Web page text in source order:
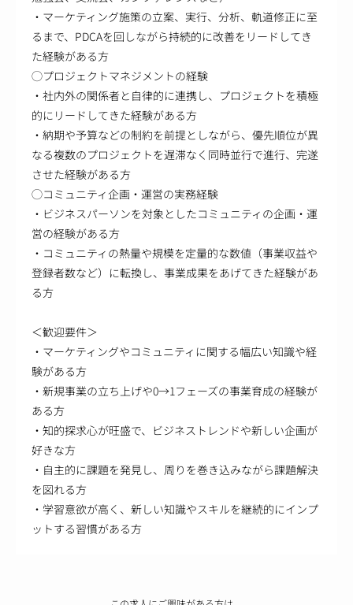
・マーケティング施策の立案、実行、分析、軌道修正に至
るまで、PDCAを回しながら持続的に改善をリードしてき
た経験がある方
◯プロジェクトマネジメントの経験
・社内外の関係者と自律的に連携し、プロジェクトを積極
的にリードしてきた経験がある方
・納期や予算などの制約を前提としながら、優先順位が異
なる複数のプロジェクトを遅滞なく同時並行で進行、完遂
させた経験がある方
◯コミュニティ企画・運営の実務経験
・ビジネスパーソンを対象としたコミュニティの企画・運
営の経験がある方
・コミュニティの熱量や規模を定量的な数値（事業収益や
登録者数など）に転換し、事業成果をあげてきた経験があ
る方
＜歓迎要件＞
・マーケティングやコミュニティに関する幅広い知識や経
験がある方
・新規事業の立ち上げや0→1フェーズの事業育成の経験が
ある方
・知的探求心が旺盛で、ビジネストレンドや新しい企画が
好きな方
・自主的に課題を発見し、周りを巻き込みながら課題解決
を図れる方
・学習意欲が高く、新しい知識やスキルを継続的にインプ
ットする習慣がある方